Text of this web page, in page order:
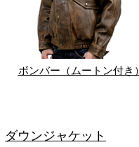
ボンバー（ムートン付き）
ダウンジャケット